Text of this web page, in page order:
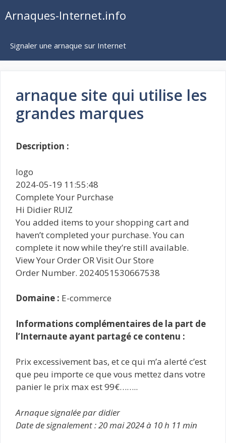
auArnaques-Internet.info
Signaler une arnaque sur Internet
arnaque site qui utilise les
grandes marques
Description :
logo
2024-05-19 11:55:48
Complete Your Purchase
Hi Didier RUIZ
You added items to your shopping cart and
haven’t completed your purchase. You can
complete it now while they’re still available.
View Your Order OR Visit Our Store
Order Number. 2024051530667538
Domaine : E-commerce
Informations complémentaires de la part de
l’Internaute ayant partagé ce contenu :
Prix excessivement bas, et ce qui m’a alerté c’est
que peu importe ce que vous mettez dans votre
panier le prix max est 99€……..
Arnaque signalée par didier
Date de signalement : 20 mai 2024 à 10 h 11 min